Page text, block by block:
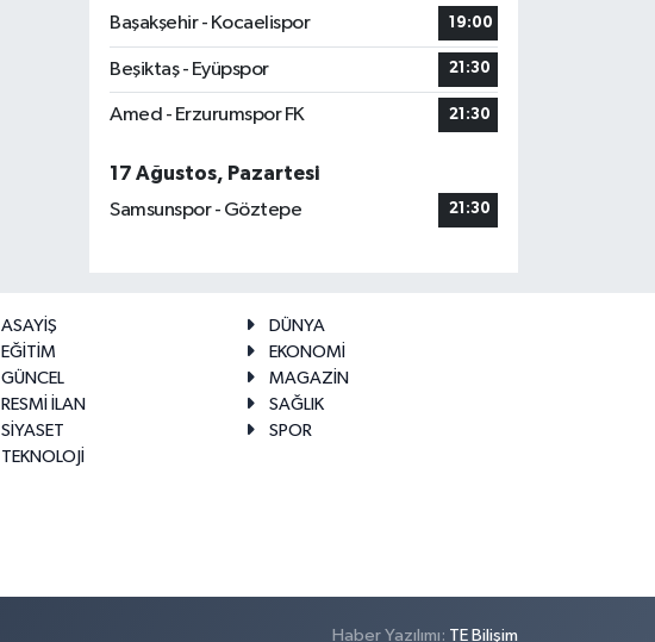
Başakşehir - Kocaelispor
19:00
Beşiktaş - Eyüpspor 21:30
Amed - Erzurumspor FK 21:30
17 Ağustos, Pazartesi
Samsunspor - Göztepe
21:30
ASAYİŞ
DÜNYA
EĞİTİM
EKONOMİ
GÜNCEL
MAGAZİN
RESMİ İLAN
SAĞLIK
SİYASET
SPOR
TEKNOLOJİ
Haber Yazılımı: TE Bilişim